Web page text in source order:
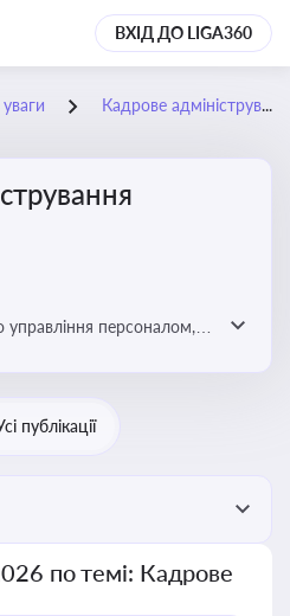
ВХІД ДО LIGA360
Кадрове адміністрування
управління персоналом,
публікації
по темі: Кадрове